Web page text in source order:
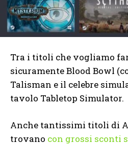
Tra i titoli che vogliamo
sicuramente Blood Bowl
Talisman e il celebre
tavolo Tabletop Simulator.
Anche tantissimi titoli di
trovano con grossi sconti